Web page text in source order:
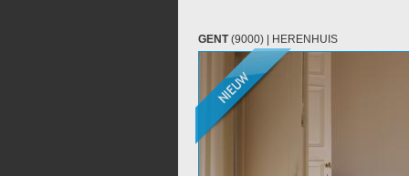
GENT(9000) | HERENHUIS